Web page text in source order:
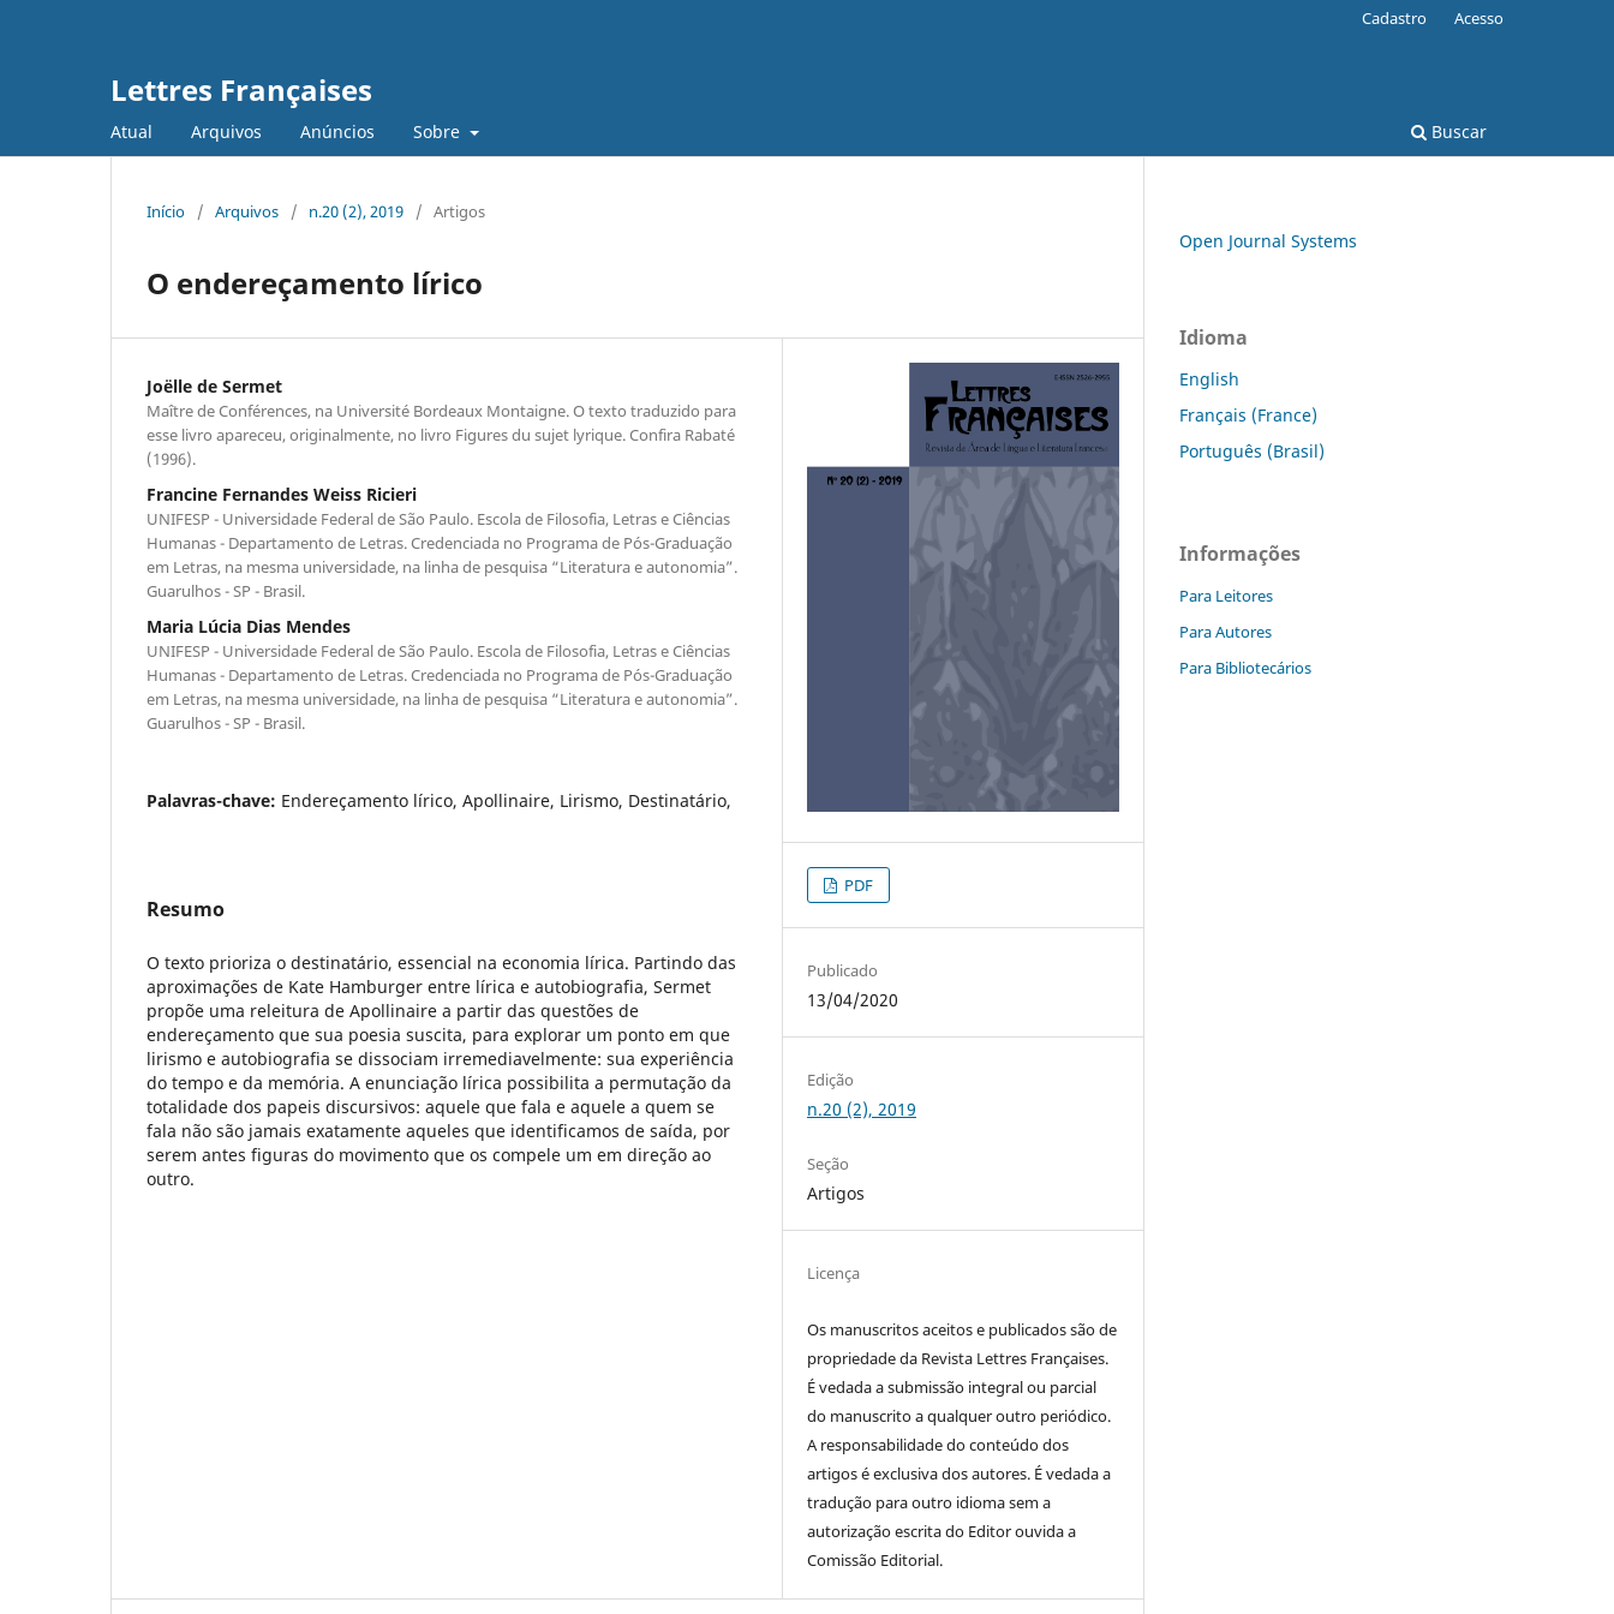
Lettres Françaises
Atual Arquivos Anúncios Sobre Buscar
Cadastro Acesso
Início / Arquivos / n.20 (2), 2019 / Artigos
O endereçamento lírico
Joëlle de Sermet
Maître de Conférences, na Université Bordeaux Montaigne. O texto traduzido para
esse livro apareceu, originalmente, no livro Figures du sujet lyrique. Confira Rabaté
(1996).
Francine Fernandes Weiss Ricieri
UNIFESP - Universidade Federal de São Paulo. Escola de Filosofia, Letras e Ciências
Humanas - Departamento de Letras. Credenciada no Programa de Pós-Graduação
em Letras, na mesma universidade, na linha de pesquisa “Literatura e autonomia”.
Guarulhos - SP - Brasil.
Maria Lúcia Dias Mendes
UNIFESP - Universidade Federal de São Paulo. Escola de Filosofia, Letras e Ciências
Humanas - Departamento de Letras. Credenciada no Programa de Pós-Graduação
em Letras, na mesma universidade, na linha de pesquisa “Literatura e autonomia”.
Guarulhos - SP - Brasil.
Palavras-chave: Endereçamento lírico, Apollinaire, Lirismo, Destinatário,
Resumo
O texto prioriza o destinatário, essencial na economia lírica. Partindo das
aproximações de Kate Hamburger entre lírica e autobiografia, Sermet
propõe uma releitura de Apollinaire a partir das questões de
endereçamento que sua poesia suscita, para explorar um ponto em que
lirismo e autobiografia se dissociam irremediavelmente: sua experiência
do tempo e da memória. A enunciação lírica possibilita a permutação da
totalidade dos papeis discursivos: aquele que fala e aquele a quem se
fala não são jamais exatamente aqueles que identificamos de saída, por
serem antes figuras do movimento que os compele um em direção ao
outro.
PDF
Publicado
13/04/2020
Edição
n.20 (2), 2019
Seção
Artigos
Licença
Os manuscritos aceitos e publicados são de
propriedade da Revista Lettres Françaises.
É vedada a submissão integral ou parcial
do manuscrito a qualquer outro periódico.
A responsabilidade do conteúdo dos
artigos é exclusiva dos autores. É vedada a
tradução para outro idioma sem a
autorização escrita do Editor ouvida a
Comissão Editorial.
Open Journal Systems
Idioma
English
Français (France)
Português (Brasil)
Informações
Para Leitores
Para Autores
Para Bibliotecários